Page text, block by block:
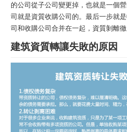
的公司從子公司變更掉，也就是一個
司就是資質收購公司的。最后一步就
司和收購公司合并在一起，資質剝離徹
建筑資質轉讓失敗的原因